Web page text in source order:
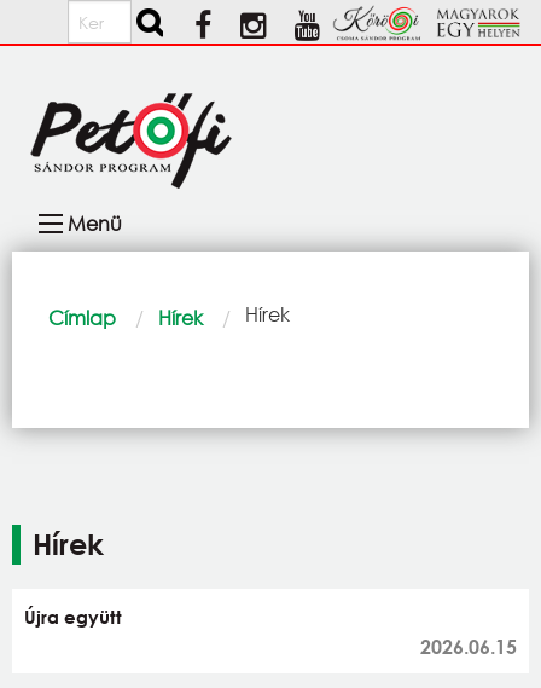
Ugrás a tartalomra
Keresés
navigáció
Menü
Morzsa
Címlap Hírek Current:
Hírek
Hírek
Újra együtt
2026.06.15